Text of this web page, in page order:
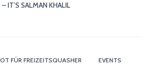
IT’S SALMAN KHALIL
FÜR FREIZEITSQUASHER EVENTS